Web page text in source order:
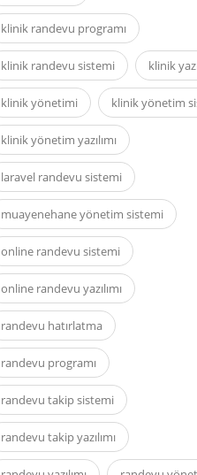
klinik randevu programı
klinik randevu sistemi klinik
klinik yönetimi klinik yönetim
klinik yönetim yazılımı
laravel randevu sistemi
muayenehane yönetim sistemi
online randevu sistemi
online randevu yazılımı
randevu hatırlatma
randevu programı
randevu takip sistemi
randevu takip yazılımı